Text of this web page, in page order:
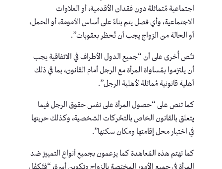
اجتماعية مُتماثلة دون فقدان الأقدمية، أو العلاوات
الاجتماعية، وأي فصل يتم بناءً على أساس الأمومة، أو الحمل،
أو الحالة من الزواج يجب أن تُحظر بعقوبات”.
تنُص أُخرى على أن “جميع الدول الأطراف في الاتفاقية يجب
أن يلتزموا بمُساواة المرأة مع الرجل أمام القانون، بما في ذلك
أهلية قانونية مُماثلة لأهلية الرجل”.
كما تنص على “حصول المرأة على نفس حقوق الرجل فيما
يتعلق بالقانون الخاص بالتحُركات الشخصية، وكذلك حريتها
في اختيار محل إقامتها ومكان سكنها”.
كما تهتم هذه المُعاهدة كما يزعمون بجميع أنواع التمييز ضد
المرأة في جميع الأمور المختصة بالزواج وتكوين أسرة، “فتَكفَل